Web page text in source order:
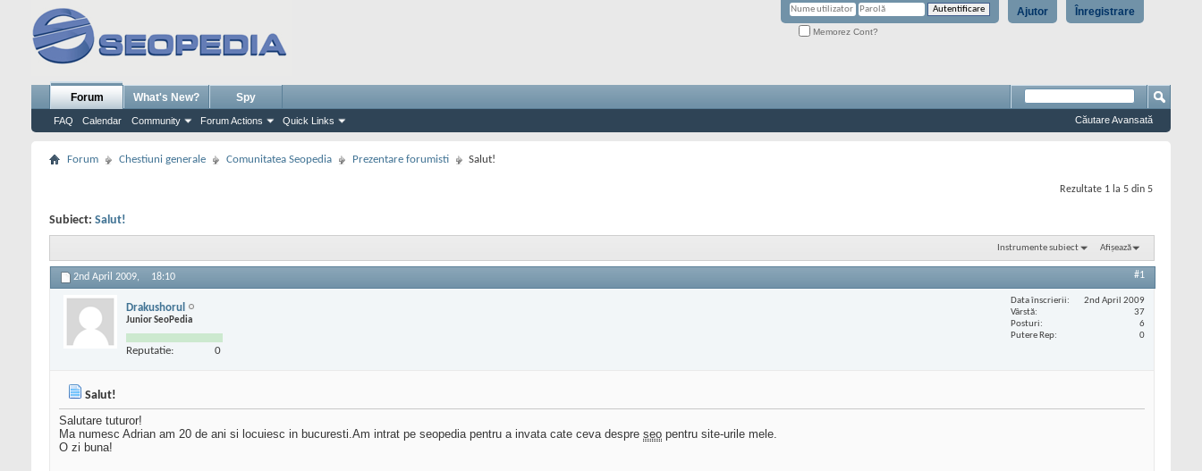
Înregistrare
Ajutor
Memorez Cont?
Forum
FAQ Calendar Community Forum Actions Quick Links
What's New? Spy
Căutare Avansată
Forum Chestiuni generale Comunitatea Seopedia Prezentare forumisti Salut!
Rezultate 1 la 5 din 5
Subiect: Salut!
Instrumente subiect Afișează
2nd April 2009, 18:10 #1
Drakushorul
Junior SeoPedia
Reputatie: 0
Data înscrierii
2nd April 2009
Vârstă
37
Posturi
6
Putere Rep
0
Salut!
Salutare tuturor!
Ma numesc Adrian am 20 de ani si locuiesc in bucuresti.Am intrat pe seopedia pentru a invata cate ceva despre seo pentru site-urile mele.
O zi buna!